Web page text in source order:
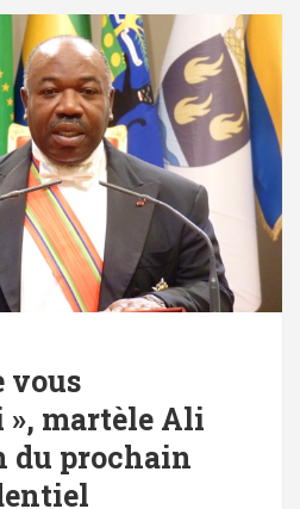
vous
», martèle Ali
du prochain